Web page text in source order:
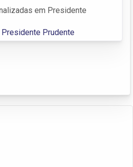
em Presidente
Prudente